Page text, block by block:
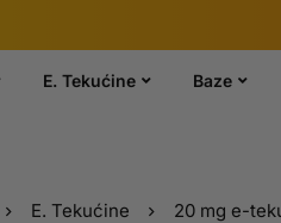
E. Tekućine Baze
E. Tekućine 20 mg e-